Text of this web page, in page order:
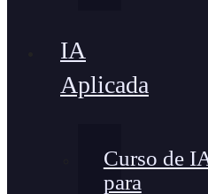
IA
Aplicada
Curso de
para